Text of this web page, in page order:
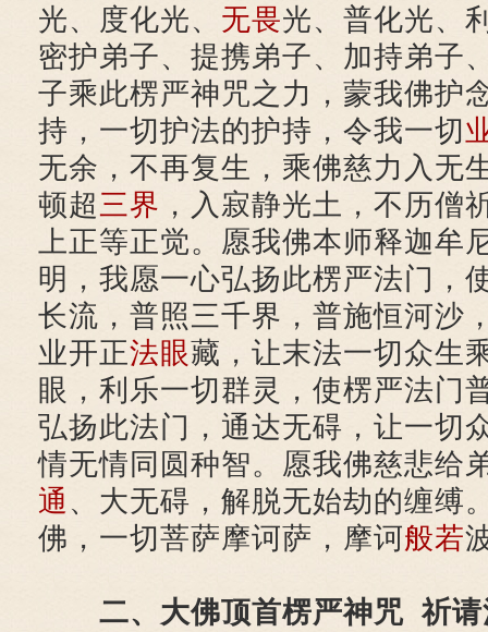
光、度化光、 无畏光、普化光、
密护弟子、提携弟子、加持弟子
子乘此楞严神咒之力，蒙我佛护
持，一切护法的护持，令我一切
无余，不再复生，乘佛慈力入无
顿超三界 ，入寂静光土，不历僧
上正等正觉。愿我佛本师释迦牟
明，我愿一心弘扬此楞严法门，
长流，普照三千界，普施恒河沙
业开正法眼藏，让末法一切众生
眼，利乐一切群灵，使楞严法门
弘扬此法门，通达无碍，让一切
情无情同圆种智。愿我佛慈悲给
通 、大无碍，解脱无始劫的缠缚
佛，一切菩萨摩诃萨，摩诃般若
二、大佛顶首楞严神咒 祈请